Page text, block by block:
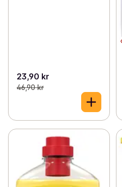
23,90 kr
46,90 kr